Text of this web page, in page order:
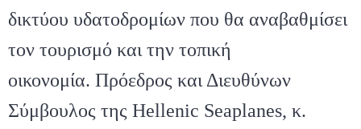
δικτύου υδατοδρομίων που θα αναβαθμίσει
τον τουρισμό και την τοπική
οικονομία. Πρόεδρος και Διευθύνων
Σύμβουλος της Hellenic Seaplanes, κ.